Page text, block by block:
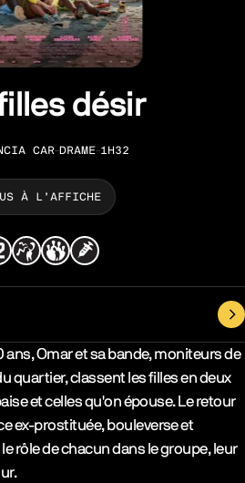
désir
CAR GENRE
DRAME DURÉE
1H32
À L’AFFICHE
ans, Omar et sa bande, moniteurs de
quartier, classent les filles en deux
et celles qu'on épouse. Le retour
ex-prostituée, bouleverse et
rôle de chacun dans le groupe, leur